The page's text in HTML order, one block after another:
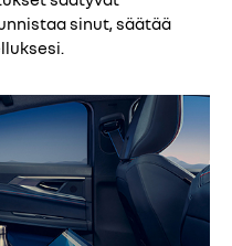
sinut, säätää